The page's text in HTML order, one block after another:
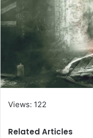
Views: 122
Related Articles